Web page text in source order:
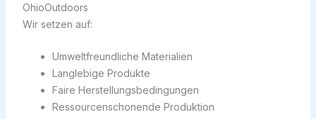
OhioOutdoors
Wir setzen auf:
Umweltfreundliche Materialien
Langlebige Produkte
Faire Herstellungsbedingungen
Ressourcenschonende Produktion